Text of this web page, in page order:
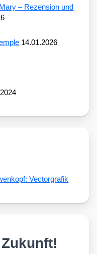
– Rezension und
14.01.2026